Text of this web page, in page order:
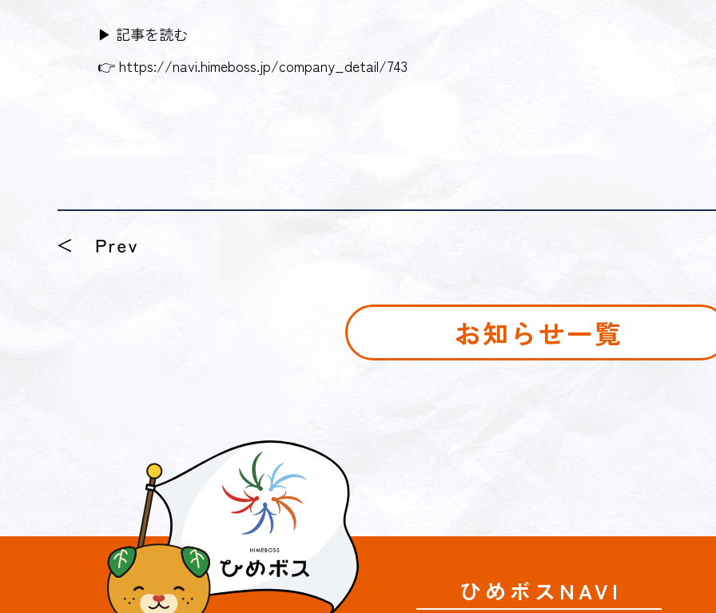
▶ 記事を読む
👉https://navi.himeboss.jp/company_detail/743
お知らせ一覧
ひめボスNAVI